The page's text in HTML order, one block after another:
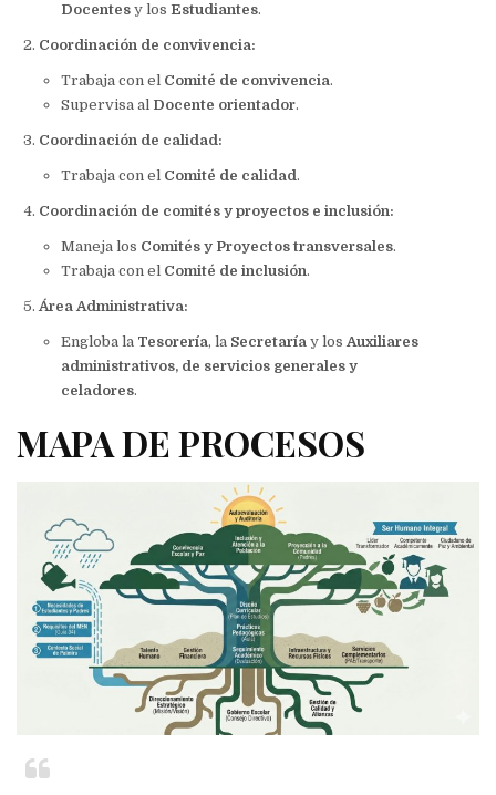
Docentes y los Estudiantes.
Coordinación de convivencia:
Trabaja con el Comité de convivencia.
Supervisa al Docente orientador.
Coordinación de calidad:
Trabaja con el Comité de calidad.
Coordinación de comités y proyectos e inclusión:
Maneja los Comités y Proyectos transversales.
Trabaja con el Comité de inclusión.
Área Administrativa:
Engloba la Tesorería, la Secretaría y los Auxiliares
administrativos, de servicios generales y
celadores.
MAPA DE PROCESOS